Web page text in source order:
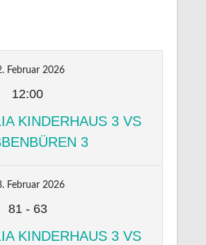
Februar 2026
12:00
KINDERHAUS 3 VS
3
Februar 2026
81- 63
KINDERHAUS 3 VS